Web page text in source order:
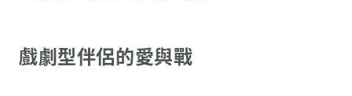
戲劇型伴侶的愛與戰